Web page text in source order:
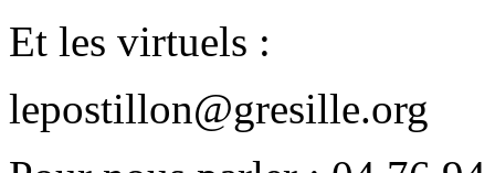
Et les virtuels :
lepostillon@gresille.org